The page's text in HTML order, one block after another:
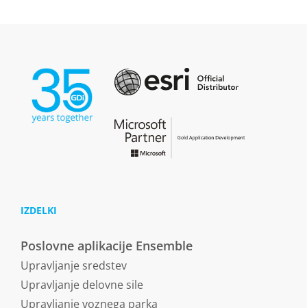
IZDELKI
Poslovne aplikacije Ensemble
Upravljanje sredstev
Upravljanje delovne sile
Upravljanje voznega parka